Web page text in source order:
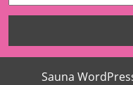
Sauna